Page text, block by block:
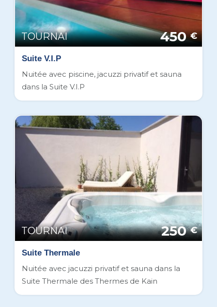
TOURNAI 450 €
Suite V.I.P
Nuitée avec piscine, jacuzzi privatif et sauna
dans la Suite V.I.P
TOURNAI 250 €
Suite Thermale
Nuitée avec jacuzzi privatif et sauna dans la
Suite Thermale des Thermes de Kain